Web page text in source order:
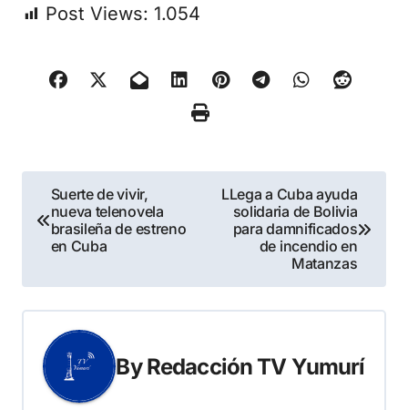
Post Views: 1.054
Navegación
de
Suerte de vivir,
nueva telenovela
brasileña de estreno
en Cuba
LLega a Cuba ayuda
solidaria de Bolivia
para damnificados
de incendio en
Matanzas
ByRedacción TV Yumurí